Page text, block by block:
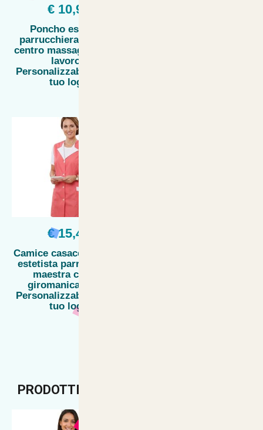
€ 10,90
Poncho estetista
parrucchiera estetica
centro massaggi donna
lavoro -
Personalizzabile con il
tuo logo
€ 15,44
Camice casacca bottoni
estetista parrucchiera
maestra cotone
giromanica casa -
Personalizzabile con il
tuo logo
PRODOTTI CONSIGLIATI